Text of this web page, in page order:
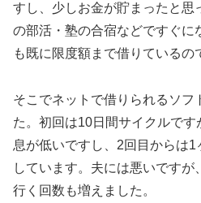
すし、少しお金が貯まったと思
の部活・塾の合宿などですぐに
も既に限度額まで借りているの
そこでネットで借りられるソフ
た。初回は10日間サイクルです
息が低いですし、2回目からは
しています。夫には悪いですが
行く回数も増えました。